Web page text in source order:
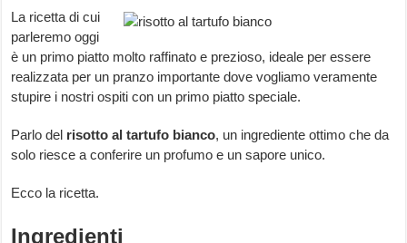
La ricetta di cui
parleremo oggi
è un primo piatto molto raffinato e prezioso, ideale per essere
realizzata per un pranzo importante dove vogliamo veramente
stupire i nostri ospiti con un primo piatto speciale.
Parlo del risotto al tartufo bianco, un ingrediente ottimo che da
solo riesce a conferire un profumo e un sapore unico.
Ecco la ricetta.
Ingredienti